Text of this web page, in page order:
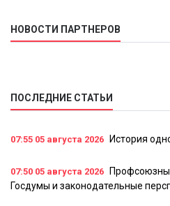
НОВОСТИ ПАРТНЕРОВ
ПОСЛЕДНИЕ СТАТЬИ
07:55 05 августа 2026 История
07:50 05 августа 2026
Госдумы и законодательные